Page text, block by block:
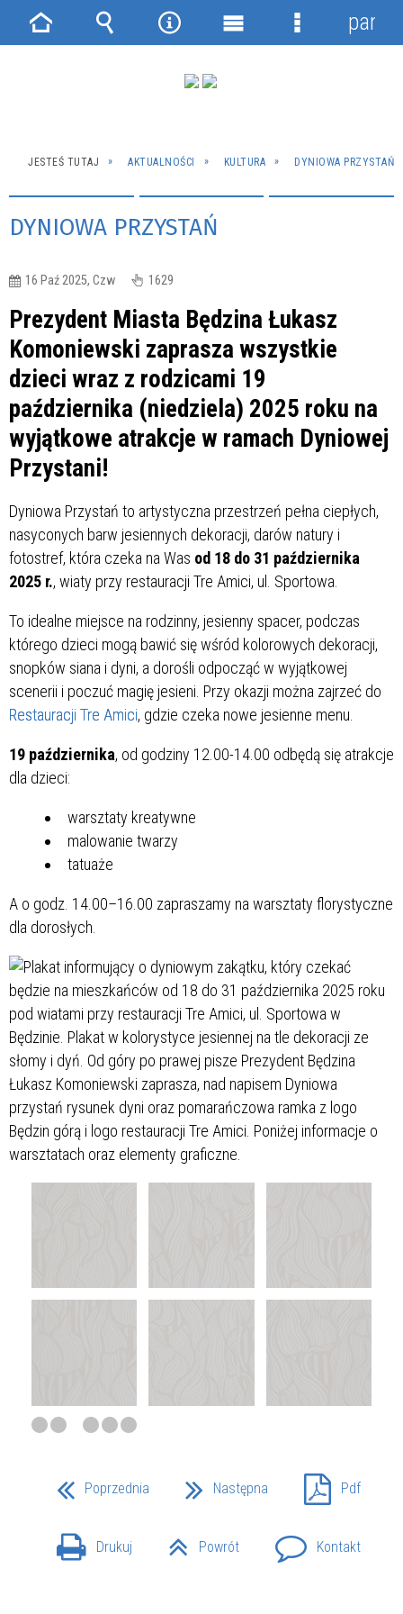
JESTEŚ TUTAJ AKTUALNOŚCI KULTURA DYNIOWA PRZYSTAŃ
DYNIOWA PRZYSTAŃ
16 Paź 2025, Czw 1629
Prezydent Miasta Będzina Łukasz
Komoniewski zaprasza wszystkie
dzieci wraz z rodzicami 19
października (niedziela) 2025 roku na
wyjątkowe atrakcje w ramach Dyniowej
Przystani!
Dyniowa Przystań to artystyczna przestrzeń pełna ciepłych,
nasyconych barw jesiennych dekoracji, darów natury i
fotostref, która czeka na Was od 18 do 31 października
2025 r., wiaty przy restauracji Tre Amici, ul. Sportowa.
To idealne miejsce na rodzinny, jesienny spacer, podczas
którego dzieci mogą bawić się wśród kolorowych dekoracji,
snopków siana i dyni, a dorośli odpocząć w wyjątkowej
scenerii i poczuć magię jesieni. Przy okazji można zajrzeć do
Restauracji Tre Amici, gdzie czeka nowe jesienne menu.
19 października, od godziny 12.00-14.00 odbędą się atrakcje
dla dzieci:
warsztaty kreatywne
malowanie twarzy
tatuaże
A o godz. 14.00–16.00 zapraszamy na warsztaty florystyczne
dla dorosłych.
Poprzednia Następna Pdf
Drukuj Powrót Kontakt
Strona Wyszukiwarka
NarzędziaMenu
Menu
panel